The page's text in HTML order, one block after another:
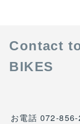
Contact
BIKES
お電話 072-856-